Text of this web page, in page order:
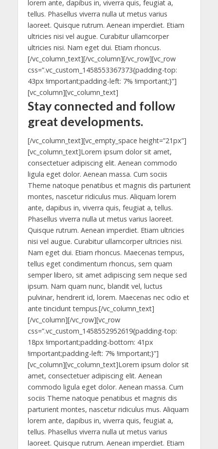
lorem ante, dapibus in, viverra quis, feugiat a,
tellus. Phasellus viverra nulla ut metus varius
laoreet. Quisque rutrum. Aenean imperdiet. Etiam
ultricies nisi vel augue. Curabitur ullamcorper
ultricies nisi. Nam eget dui. Etiam rhoncus.
[/vc_column_text][/vc_column][/vc_row][vc_row
css=”.vc_custom_1458553367373{padding-top:
43px !important;padding-left: 7% !important;}”]
[vc_column][vc_column_text]
Stay connected and follow
great developments.
[/vc_column_text][vc_empty_space height=”21px”]
[vc_column_text]Lorem ipsum dolor sit amet,
consectetuer adipiscing elit. Aenean commodo
ligula eget dolor. Aenean massa. Cum sociis
Theme natoque penatibus et magnis dis parturient
montes, nascetur ridiculus mus. Aliquam lorem
ante, dapibus in, viverra quis, feugiat a, tellus.
Phasellus viverra nulla ut metus varius laoreet.
Quisque rutrum. Aenean imperdiet. Etiam ultricies
nisi vel augue. Curabitur ullamcorper ultricies nisi.
Nam eget dui. Etiam rhoncus. Maecenas tempus,
tellus eget condimentum rhoncus, sem quam
semper libero, sit amet adipiscing sem neque sed
ipsum. Nam quam nunc, blandit vel, luctus
pulvinar, hendrerit id, lorem. Maecenas nec odio et
ante tincidunt tempus.[/vc_column_text]
[/vc_column][/vc_row][vc_row
css=”.vc_custom_1458552952619{padding-top:
18px !important;padding-bottom: 41px
!important;padding-left: 7% !important;}”]
[vc_column][vc_column_text]Lorem ipsum dolor sit
amet, consectetuer adipiscing elit. Aenean
commodo ligula eget dolor. Aenean massa. Cum
sociis Theme natoque penatibus et magnis dis
parturient montes, nascetur ridiculus mus. Aliquam
lorem ante, dapibus in, viverra quis, feugiat a,
tellus. Phasellus viverra nulla ut metus varius
laoreet. Quisque rutrum. Aenean imperdiet. Etiam